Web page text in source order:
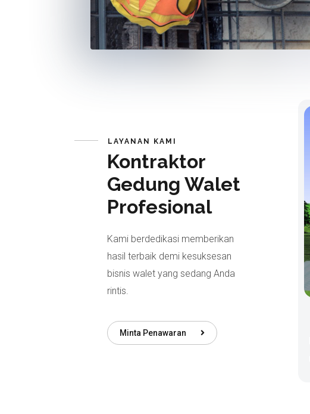
LAYANAN KAMI
Kontraktor
Gedung Walet
Profesional
Kami berdedikasi memberikan
hasil terbaik demi kesuksesan
bisnis walet yang sedang Anda
rintis.
Minta Penawaran